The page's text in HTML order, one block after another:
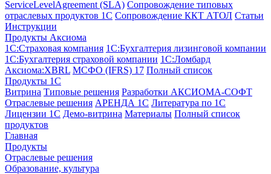
ServiceLevelAgreement (SLA) Сопровождение типовых
отраслевых продуктов 1С Сопровождение ККТ АТОЛ Статьи
Инструкции
Продукты Аксиома
1С:Страховая компания 1С:Бухгалтерия лизинговой компании
1С:Бухгалтерия страховой компании 1С:Ломбард
Аксиома:XBRL МСФО (IFRS) 17 Полный список
Продукты 1С
Витрина Типовые решения Разработки АКСИОМА-СОФТ
Отраслевые решения АРЕНДА 1С Литература по 1С
Лицензии 1C Демо-витрина Материалы Полный список
продуктов
Главная
Продукты
Отраслевые решения
Образование, культура